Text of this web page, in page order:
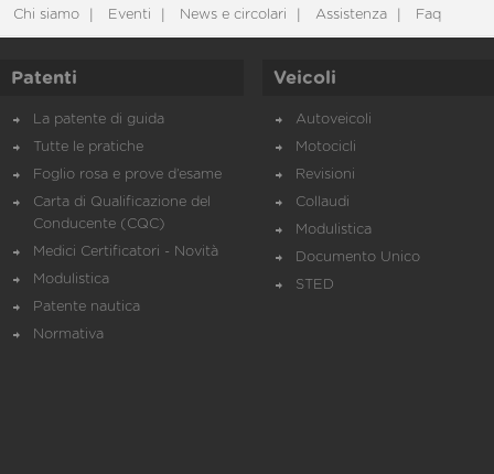
Chi siamo Eventi News e circolari Assistenza Faq
Patenti
La patente di guida
Tutte le pratiche
Foglio rosa e prove d’esame
Carta di Qualificazione del
Conducente (CQC)
Medici Certificatori - Novità
Modulistica
Patente nautica
Normativa
Veicoli
Autoveicoli
Motocicli
Revisioni
Collaudi
Modulistica
Documento Unico
STED